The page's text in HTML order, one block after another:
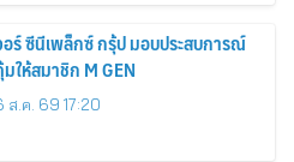
อร์ ซีนีเพล็กซ์ กรุ้ป มอบประสบการณ์
ให้สมาชิก M GEN
ส.ค. 69 17:20